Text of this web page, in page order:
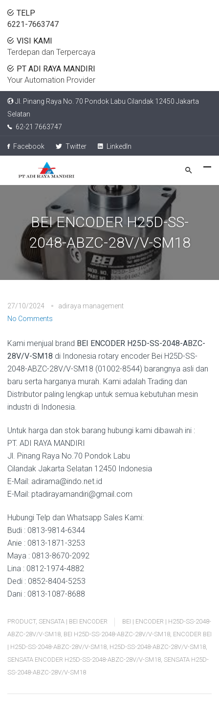
TELP
6221-7663747
VISI KAMI
Terdepan dan Terpercaya
PT ADI RAYA MANDIRI
Your Automation Provider
Jl. Pinang Raya No. 70 Pondok Labu Cilandak 12450 Jakarta
Selatan
62-21 7663747
Facebook Twitter LinkedIn
BEI ENCODER H25D-SS-
2048-ABZC-28V/V-SM18
27/10/2024
adiraya management
No Comments
Kami menjual brand BEI ENCODER H25D-SS-2048-ABZC-
28V/V-SM18 di Indonesia rotary encoder Bei H25D-SS-
2048-ABZC-28V/V-SM18 (01002-8544) barangnya asli dan
baru serta harganya murah. Kami adalah Trading dan
Distributor paling lengkap untuk semua kebutuhan mesin
industri di Indonesia.
Untuk harga dan stok barang hubungi kami dibawah ini :
PT. ADI RAYA MANDIRI
Jl. Pinang Raya No.70 Pondok Labu
Cilandak Jakarta Selatan 12450 Indonesia
E-Mail: adirama@indo.net.id
E-Mail: ptadirayamandiri@gmail.com
Hubungi Telp dan Whatsapp Sales Kami:
Budi : 0813-9814-6344
Anie : 0813-1871-3253
Maya : 0813-8670-2092
Lina : 0812-1974-4882
Dedi : 0852-8404-5253
Dani : 0813-1087-8688
PRODUCT, SENSATA | BEI ENCODER
BEI | ENCODER | H25D-SS-2048-
ABZC-28V/V-SM18, BEI H25D-SS-2048-ABZC-28V/V-SM18, ENCODER BEI
| H25D-SS-2048-ABZC-28V/V-SM18, H25D-SS-2048-ABZC-28V/V-SM18,
SENSATA ENCODER H25D-SS-2048-ABZC-28V/V-SM18, SENSATA H25D-
SS-2048-ABZC-28V/V-SM18